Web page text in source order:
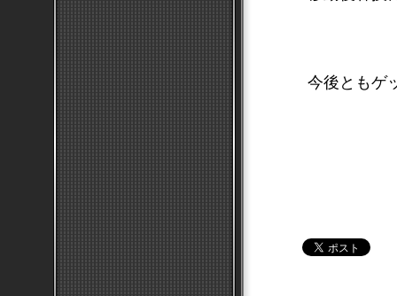
今後ともゲ